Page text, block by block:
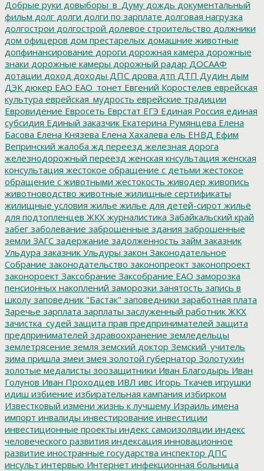
Добрые руки довыборы_в_Думу дождь документальный
фильм долг долги долги по зарплате долговая нагрузка
долгострои долгострой долевое строительство должники
дом офицеров дом престарелых домашние животные
допфинансирование дороги дорожная камера дорожные
знаки дорожные камеры дорожный радар ДОСААФ
дотации доход доходы ДПС дрова дтп ДТП Дудин дым
ДЭК дюкер ЕАО ЕАО_тонет Евгений Коростелев еврейская
культура еврейская_мудрость еврейские традиции
Евровидение Евросеть Еврстат ЕГЭ Единая Россия единая
субсидия Единый заказчик Екатерина Румянцева Елена
Басова Елена Князева Елена Хахалева ель ЕНВД Ефим
Вепринский жалоба жд переезд железная дорога
железнодорожный переезд женская кнсультация женская
консультация жестокое обращение с детьми жестокое
обращение с животными жестокость живодер живопись
животноводство животные жилищные сертификаты
жилищные условия жилье жилье для детей-сирот жильё
для подтопленцев ЖКХ журналистика Забайкальский край
забег заболевание заброшенные здания заброшенные
земли ЗАГС задержание задолженность займ заказник
Ульдура заказник Ульдуры закон Законодательное
Собрание законодательство законопреокт законопроект
законороект Заксобрание Заксобрание ЕАО заморозка
пенсионных накоплений заморозки занятость запись в
школу заповедник "Бастак" заповедники заработная плата
Заречье зарплата зарплаты заслуженный работник ЖКХ
зачистка_судей защита прав предпринимателей защита
предпринимателей здравоохранение земледельцы
землетрясение земля земский доктор Земский_учитель
зима пришла змеи змея золотой губернатор Золотухин
золотые медалисты зоозащитники Иван Благодырь Иван
Голунов Иван Проходцев ИВЛ ивс Игорь Ткачев игрушки
идиш избиение избирательная кампания избирком
Известковый измени жизнь к лучшему Израиль имена
импорт инвалиды инвестирование инвестиции
инвестиционные проекты индекс самоизоляции индекс
человеческого развития индексация инновационное
развитие иностранные государства инспектор ДПС
инсульт интервью Интернет инфекционная больница